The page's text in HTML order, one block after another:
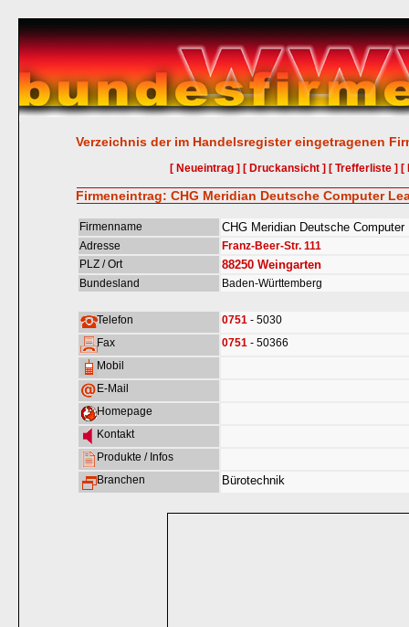
Verzeichnis der im Handelsregister eingetragenen
[ Neueintrag ] [ Druckansicht ] [ Trefferliste ] [
Firmeneintrag: CHG Meridian Deutsche Computer
Firmenname CHG Meridian Deutsche Computer
Adresse
Franz-Beer-Str. 111
PLZ / Ort
88250 Weingarten
Bundesland Baden-Württemberg
Telefon 0751 - 5030
Fax
0751 - 50366
Mobil
E-Mail
Homepage
Kontakt
Produkte / Infos
Branchen
Bürotechnik